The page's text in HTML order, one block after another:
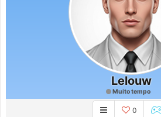
Lelouw
Muito tempo
0